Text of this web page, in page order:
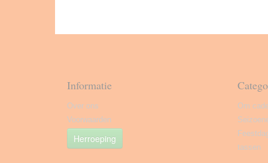
Informatie
Over ons
Voorwaarden
Herroeping
Om
tassen